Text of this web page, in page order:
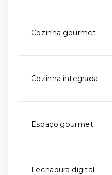
Cozinha gourmet
Cozinha integrada
Espaço gourmet
Fechadura digital